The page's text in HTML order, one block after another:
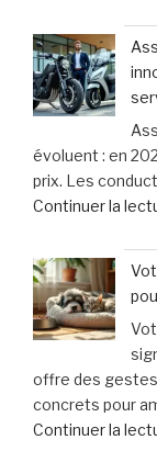
évoluent : en
prix. Les
Continuer la
offre des
concrets pour
Continuer la